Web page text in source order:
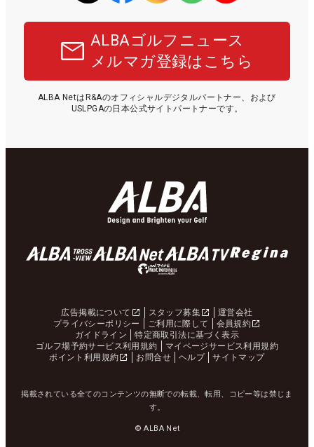
ALBAゴルフニュース
メルマガ登録はこちら
ALBA NetはR&Aのオフィシャルデジタルパートナー、および
USLPGAの日本公式サイトパートナーです。
広告掲載について スタッフ募集
運営会社
プライバシーポリシー
ご利用に際して
会員規約
ガイドライン
特定商取引法に基づく表示
ゴルフ場予約サービス利用規約
マイページサービス利用規約
ポイント利用規約
お問合せ ヘルプ サイトマップ
掲載されている全てのコンテンツの無断での転載、転用、コピー等は禁じま
す。
© ALBA Net